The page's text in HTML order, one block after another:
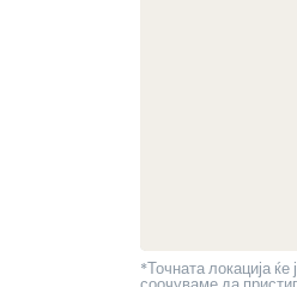
*Точната локација ќе